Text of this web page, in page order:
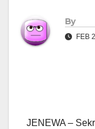
By
FEB
JENEWA –